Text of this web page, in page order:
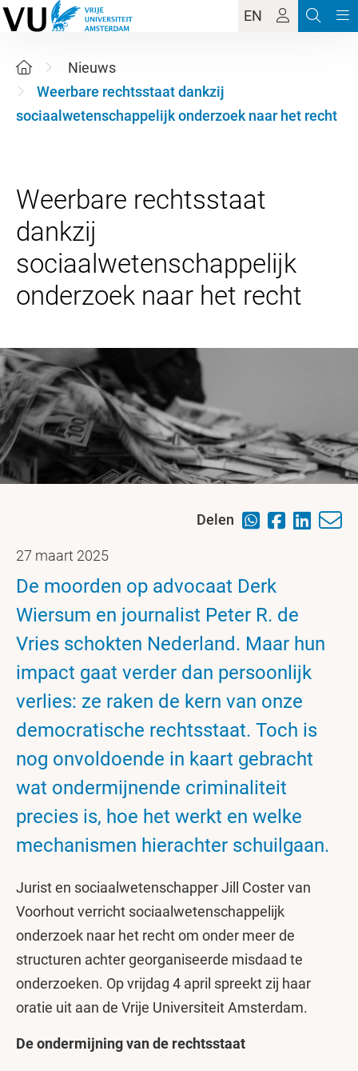
EN
Nieuws
Weerbare rechtsstaat dankzij
sociaalwetenschappelijk onderzoek naar het recht
Weerbare rechtsstaat
dankzij
sociaalwetenschappelijk
Delen
27 maart 2025
De moorden op advocaat Derk
Wiersum en journalist Peter R. de
Vries schokten Nederland. Maar hun
impact gaat verder dan persoonlijk
verlies: ze raken de kern van onze
democratische rechtsstaat. Toch is
nog onvoldoende in kaart gebracht
wat ondermijnende criminaliteit
precies is, hoe het werkt en welke
mechanismen hierachter schuilgaan.
Jurist en sociaalwetenschapper Jill Coster van
Voorhout verricht sociaalwetenschappelijk
onderzoek naar het recht om onder meer de
structuren achter georganiseerde misdaad te
onderzoeken. Op vrijdag 4 april spreekt zij haar
oratie uit aan de Vrije Universiteit Amsterdam.
De ondermijning van de rechtsstaat